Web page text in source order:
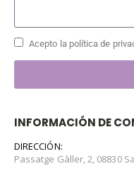
Acepto la política de
INFORMACIÓN DE
DIRECCIÓN:
Passatge Gàller, 2, 08830